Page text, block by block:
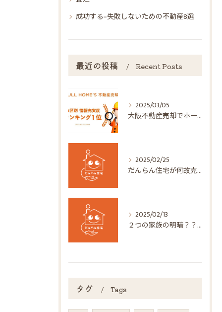
成功する=失敗しないための不動産8選
最近の投稿 Recent Posts
2025/03/05
大阪不動産売却でホームズからナンバー１！だんらん住宅株式会社
2025/02/25
だんらん住宅が何故売主様のお役に立てるのか？
2025/02/13
２つの家族の明暗？？？（ナント６１５万円の差が！）
タグ Tags